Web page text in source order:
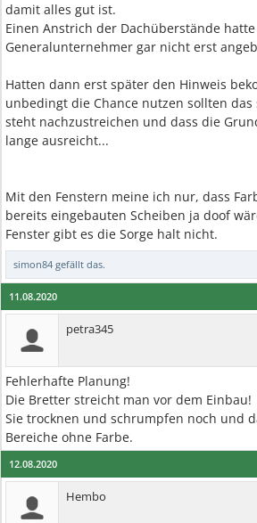
damit alles gut ist.
Einen Anstrich der Dachüberstände
Generalunternehmer gar nicht erst
Hatten dann erst später den Hinweis
unbedingt die Chance nutzen sollten das
steht nachzustreichen und dass die
lange ausreicht...
Mit den Fenstern meine ich nur, dass
bereits eingebauten Scheiben ja doof
Fenster gibt es die Sorge halt nicht.
simon84 gefällt das.
11.08.2020
petra345
Fehlerhafte Planung!
Die Bretter streicht man vor dem Einbau!
Sie trocknen und schrumpfen noch und
Bereiche ohne Farbe.
12.08.2020
Hembo